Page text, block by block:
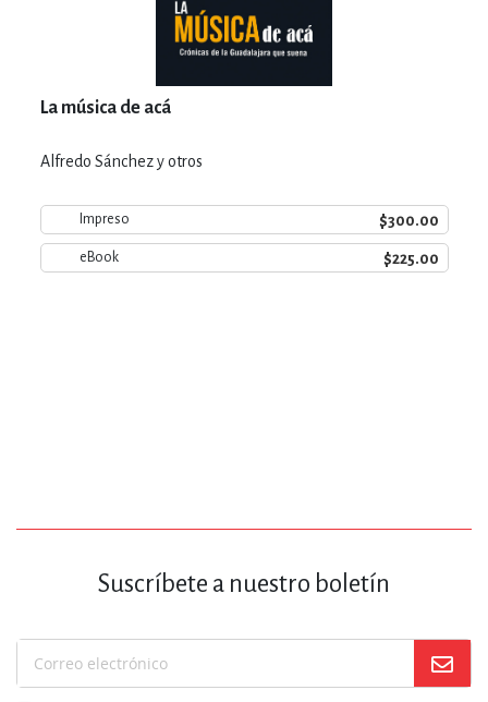
La música de acá
Alfredo Sánchez y otros
Impreso $300.00
eBook $225.00
Suscríbete a nuestro boletín
Suscríbase
a